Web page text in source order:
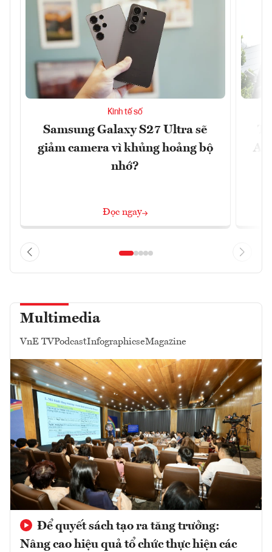
Kinh tế số
Samsung Galaxy S27 Ultra sẽ
giảm camera vì khủng hoảng bộ
nhớ?
Đọc ngay
Multimedia
VnE TVPodcastInfographicseMagazine
Để quyết sách tạo ra tăng trưởng:
Nâng cao hiệu quả tổ chức thực hiện các